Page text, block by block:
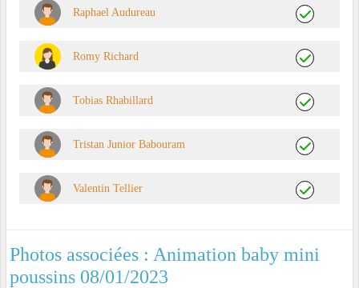
Raphael Audureau
Romy Richard
Tobias Rhabillard
Tristan Junior Babouram
Valentin Tellier
Photos associées : Animation baby mini
poussins 08/01/2023